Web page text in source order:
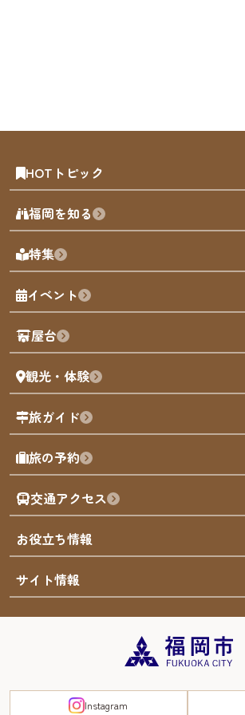
HOTトピック
みんなの旅行記
天神エリア
博多旧市街
福岡城
歴史・文化
福岡を知る
福岡の見どころ
福岡の魅力
観光カレンダー
観光PR動画
まち歩き
福岡グルメ
福岡を楽しむ
福岡のアート
福岡のナイトタイム
福岡の歴史・文化
サステナブルツーリズム
福岡検定
よかなび音声ガイド
特集
イベント
屋台
観光・体験
観る・遊ぶ
屋台
買う
体験
泊まる
旅ガイド
モデルコース
AIおまかせコース
オリジナルプラン
みんなの旅行記
旅の予約
交通アクセス
市内交通ガイド
お得なチケット
お役立ち情報
お知らせ
災害情報
サイト情報
まち歩き・体験プログラム掲載申込
Instagram